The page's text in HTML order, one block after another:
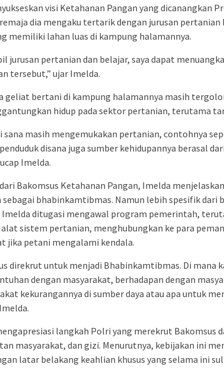
visi Ketahanan Pangan yang dicanangkan
dia mengaku tertarik dengan jurusan
memiliki lahan luas di kampung halamannya.
jurusan pertanian dan belajar, saya dapat
tersebut,” ujar Imelda.
geliat bertani di kampung halamannya masih
hidup pada sektor pertanian, terutama
sana masih mengemukakan pertanian, contohnya
disana juga sumber kehidupannya berasal
Imelda.
Bakomsus Ketahanan Pangan, Imelda
sebagai bhabinkamtibmas. Namun lebih spesifik dari
Imelda ditugasi mengawal program pemerintah,
sistem pertanian, menghubungkan ke para
jika petani mengalami kendala.
direkrut untuk menjadi Bhabinkamtibmas. Di mana
dengan masyarakat, berhadapan dengan
kekurangannya di sumber daya atau apa untuk
langkah Polri yang merekrut Bakomsus
masyarakat, dan gizi. Menurutnya, kebijakan ini
latar belakang keahlian khusus yang selama ini